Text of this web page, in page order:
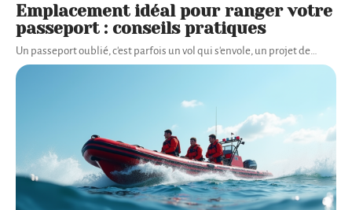
Emplacement idéal pour ranger votre
passeport : conseils pratiques
Un passeport oublié, c'est parfois un vol qui s'envole, un projet de